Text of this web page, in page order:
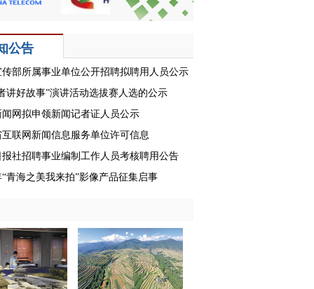
公告
部所属事业单位公开招聘拟聘用人员公示
讲好故事”演讲活动选拔赛人选的公示
网拟申领新闻记者证人员公示
联网新闻信息服务单位许可信息
社招聘事业编制工作人员考核聘用公告
“青海之美我来拍”影像产品征集启事